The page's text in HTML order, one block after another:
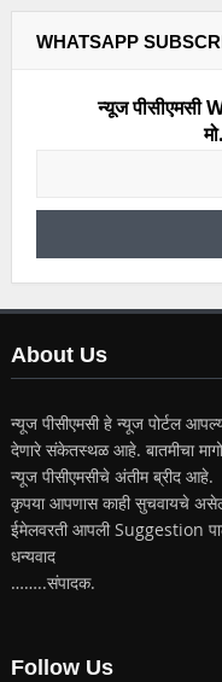
WHATSAPP
न्यूज पीसीएमसी
About Us
न्यूज पीसीएमसी हे न्यूज पोर्टल
देणारे संकेतस्थळ आहे. बातमीचा
न्यूज पीसीएमसीचे अंतीम ब्रीद आहे.
कृपया आपणास काही सुचवायचे
ईमेलवरती आपली Suggestion
धन्यवाद
……..संपादक.
Follow Us